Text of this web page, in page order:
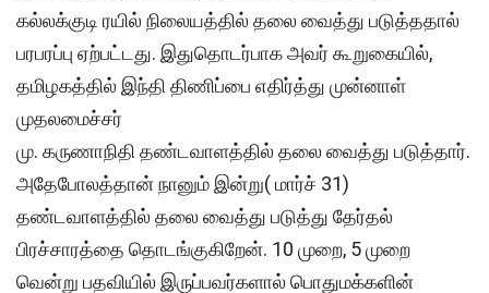
கல்லக்குடி ரயில் நிலையத்தில் தலை வைத்து படுத்ததால்
பரபரப்பு ஏற்பட்டது. இதுதொடர்பாக அவர் கூறுகையில்,
தமிழகத்தில் இந்தி திணிப்பை எதிர்த்து முன்னாள்
முதலமைச்சர்
மு. கருணாநிதி தண்டவாளத்தில் தலை வைத்து படுத்தார்.
அதேபோலத்தான் நானும் இன்று( மார்ச் 31)
தண்டவாளத்தில் தலை வைத்து படுத்து தேர்தல்
பிரச்சாரத்தை தொடங்குகிறேன். 10 முறை, 5 முறை
வென்று பதவியில் இருப்பவர்களால் பொதுமக்களின்